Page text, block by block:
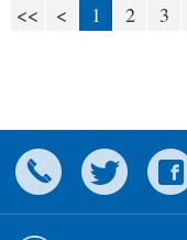
<< < 1 2 3